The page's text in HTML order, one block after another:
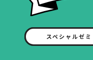
スペシャルゼミ